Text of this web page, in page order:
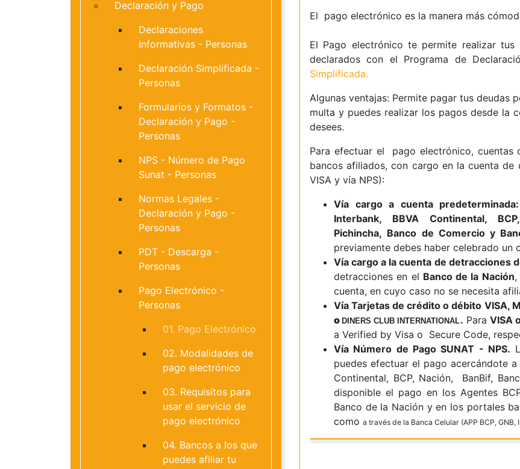
El pago electrónico es la manera más
El Pago electrónico te permite realizar
declarados con el Programa de
Simplificada.
Algunas ventajas: Permite pagar tus deudas
multa y puedes realizar los pagos desde la
desees.
Para efectuar el pago electrónico, cuentas
bancos afiliados, con cargo en la cuenta
VISA y vía NPS):
Vía cargo a cuenta
Interbank, BBVA Continental,
Pichincha, Banco de Comercio y
previamente debes haber celebrado
Vía cargo a la cuenta de detracciones
detracciones en el Banco de la Nación
cuenta, en cuyo caso no se necesita
Vía Tarjetas de crédito o débito VISA,
oDINERS CLUB INTERNATIONAL. Para VISA
a Verified by Visa o Secure Code,
Vía Número de Pago SUNAT - NPS.
puedes efectuar el pago acercándote
Continental, BCP, Nación, BanBif,
disponible el pago en los Agentes
Banco de la Nación y en los portales
como a través de la Banca Celular (APP BCP,
Declaración y Pago
Declaraciones
Informativas - Personas
Declaración Simplificada -
Personas
Formularios y Formatos -
Declaración y Pago -
Personas
NPS - Número de Pago
Sunat - Personas
Normas Legales -
Declaración y Pago -
Personas
PDT - Descarga -
Personas
Pago Electrónico -
Personas
01. Pago Electrónico
02. Modalidades de
pago electrónico
03. Requisitos para
usar el servicio de
pago electrónico
04. Bancos a los que
puedes afiliar tu